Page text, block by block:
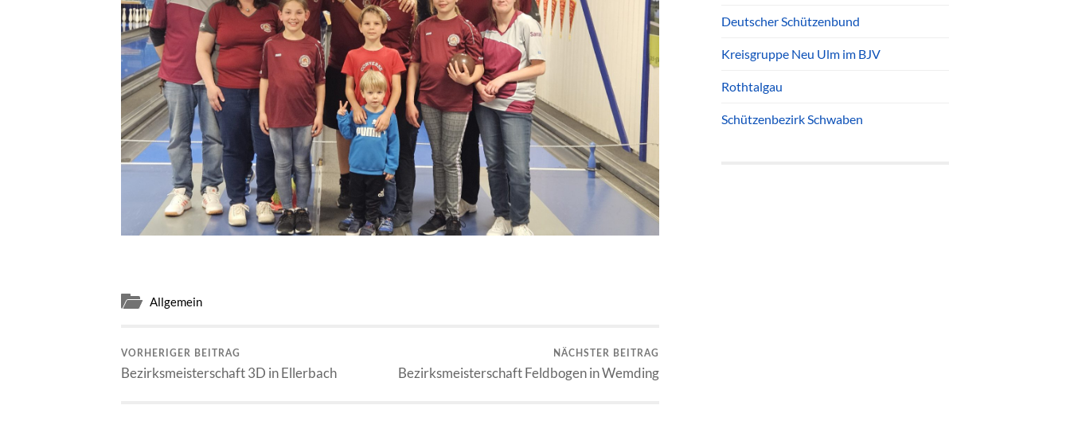
Allgemein
VORHERIGER BEITRAG
Bezirksmeisterschaft 3D in Ellerbach
NÄCHSTER BEITRAG
Bezirksmeisterschaft Feldbogen in Wemding
Deutscher Schützenbund
Kreisgruppe Neu Ulm im BJV
Rothtalgau
Schützenbezirk Schwaben